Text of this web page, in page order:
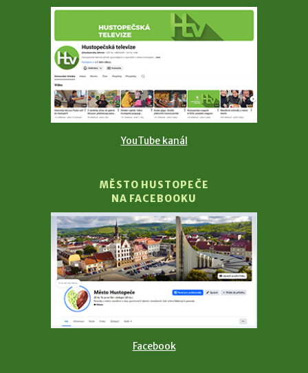
YouTube kanál
MĚSTO HUSTOPEČE
NA FACEBOOKU
Facebook